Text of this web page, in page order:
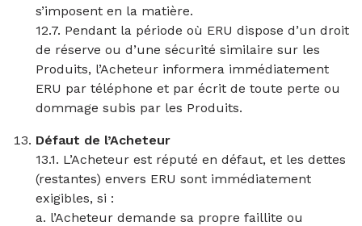
s’imposent en la matière.
12.7. Pendant la période où ERU dispose d’un droit
de réserve ou d’une sécurité similaire sur les
Produits, l’Acheteur informera immédiatement
ERU par téléphone et par écrit de toute perte ou
dommage subis par les Produits.
Défaut de l’Acheteur
13.1. L’Acheteur est réputé en défaut, et les dettes
(restantes) envers ERU sont immédiatement
exigibles, si :
a. l’Acheteur demande sa propre faillite ou